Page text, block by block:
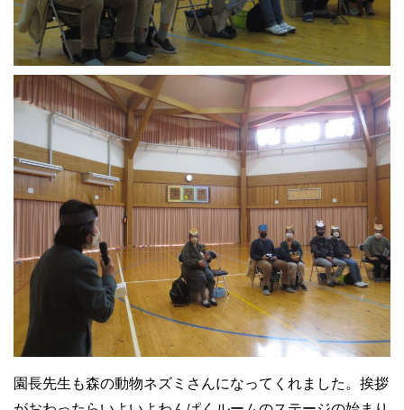
園長先生も森の動物ネズミさんになってくれました。挨拶